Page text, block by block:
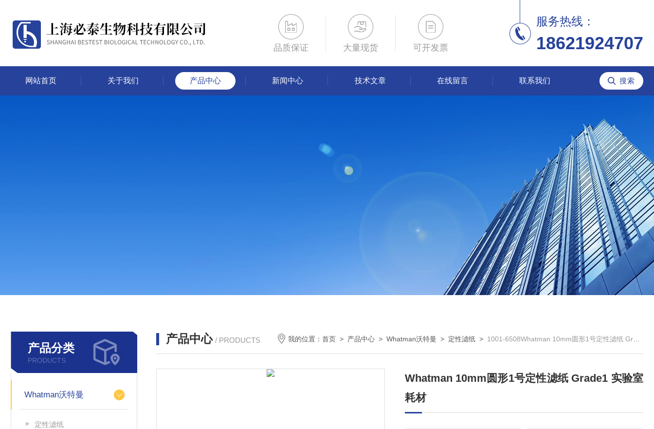
品质保证 大量现货 可开发票
服务热线：
18621924707
网站首页 关于我们 产品中心 新闻中心 技术文章 在线留言 联系我们
产品分类
PRODUCTS
Whatman沃特曼
定性滤纸
产品中心 / PRODUCTS 我的位置：首页 > 产品中心 >Whatman沃特曼 > 定性滤纸 > 1001-6508Whatman 10mm圆形1号定性滤纸 Grade1 实验室耗材
Whatman 10mm圆形1号定性滤纸 Grade1 实验室
耗材